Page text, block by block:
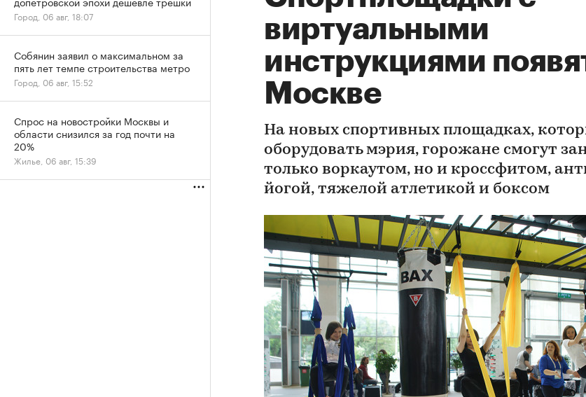
виртуальными
инструкциями
Москве
На новых спортивных площадках,
оборудовать мэрия, горожане смогут
только воркаутом, но и кроссфитом,
йогой, тяжелой атлетикой и боксом
Город, 06 авг, 18:07
Собянин заявил о максимальном за
пять лет темпе строительства метро
Город, 06 авг, 15:52
Спрос на новостройки Москвы и
области снизился за год почти на
20%
Жилье, 06 авг, 15:39